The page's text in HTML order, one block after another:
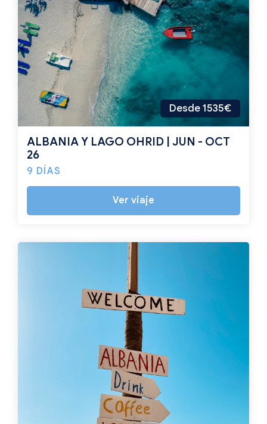
Desde 1535€
ALBANIA Y LAGO OHRID | JUN - OCT
26
9 DÍAS
Ver viaje